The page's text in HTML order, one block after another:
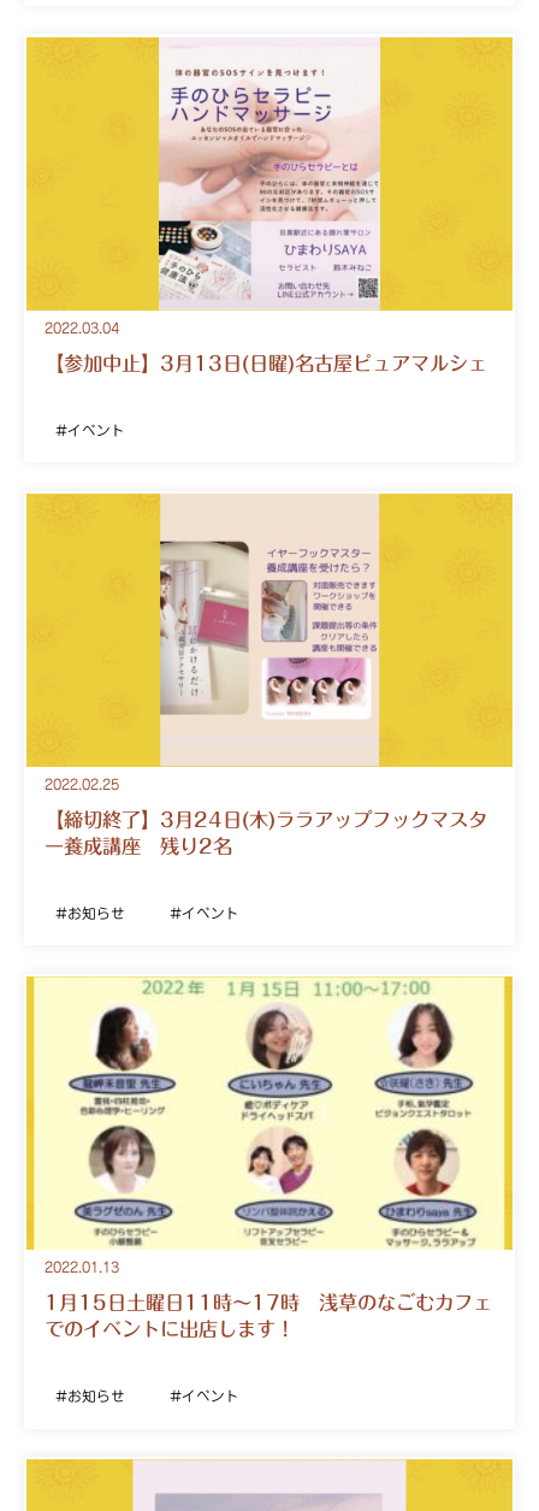
2022.03.04
【参加中止】3月13日(日曜)名古屋ピュアマルシェ
イベント
2022.02.25
【締切終了】3月24日(木)ララアップフックマスタ
ー養成講座 残り2名
お知らせ イベント
2022.01.13
1月15日土曜日11時～17時 浅草のなごむカフェ
でのイベントに出店します！
お知らせ イベント